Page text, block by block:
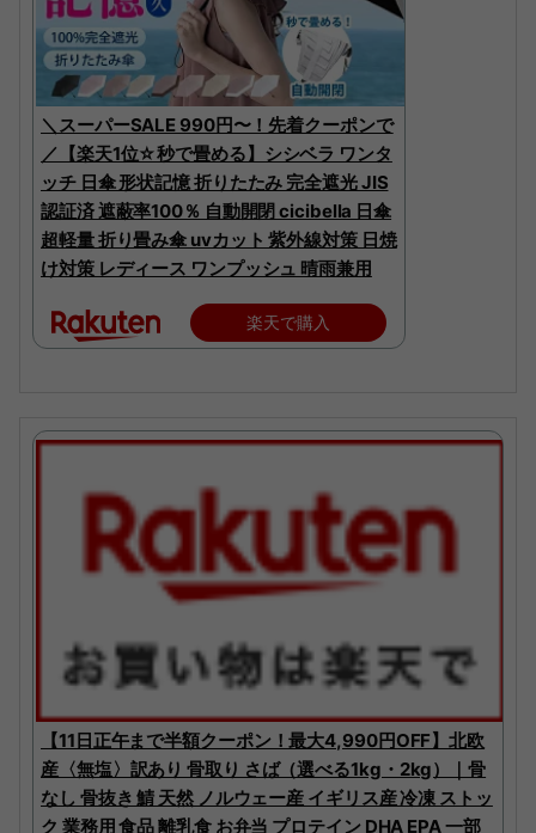
＼スーパーSALE 990円〜！先着クーポンで
／【楽天1位☆秒で畳める】シシベラ ワンタ
ッチ 日傘 形状記憶 折りたたみ 完全遮光 JIS
認証済 遮蔽率100％ 自動開閉 cicibella 日傘
超軽量 折り畳み傘 uvカット 紫外線対策 日焼
け対策 レディース ワンプッシュ 晴雨兼用
楽天で購入
【11日正午まで半額クーポン！最大4,990円OFF】北欧
産〈無塩〉訳あり 骨取り さば（選べる1kg・2kg）｜骨
なし 骨抜き 鯖 天然 ノルウェー産 イギリス産 冷凍 ストッ
ク 業務用 食品 離乳食 お弁当 プロテイン DHA EPA 一部